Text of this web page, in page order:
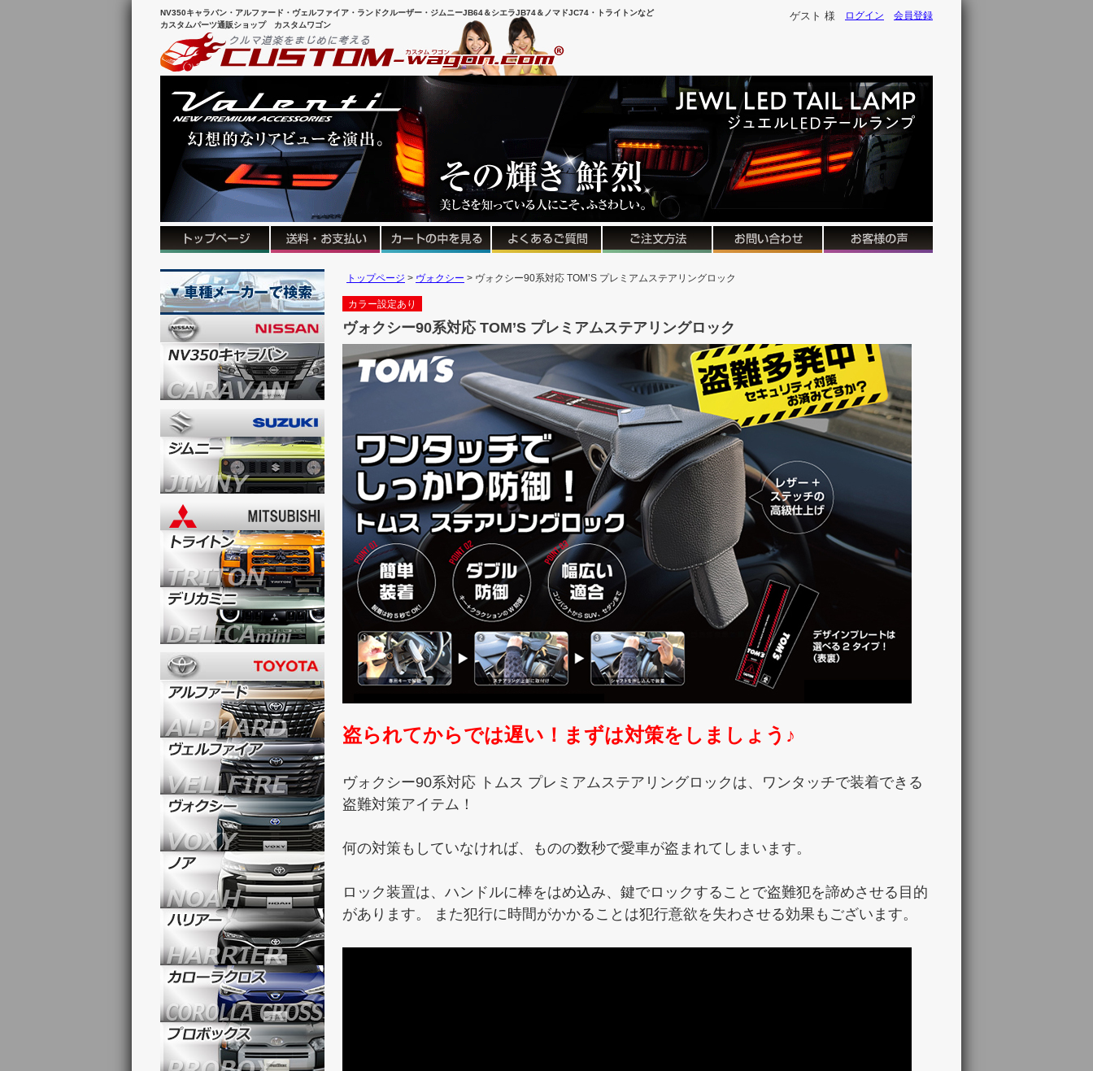
NV350キャラバン・アルファード・ヴェルファイア・ランドクルーザー・ジムニーJB64＆シエラJB74＆ノマドJC74・トライトンなど
カスタムパーツ通販ショップ カスタムワゴン
ゲスト 様 ログイン 会員登録
トップページ ヴォクシー ヴォクシー90系対応 TOM’S プレミアムステアリングロック
カラー設定あり
ヴォクシー90系対応 TOM’S プレミアムステアリングロック
盗られてからでは遅い！まずは対策をしましょう♪
ヴォクシー90系対応 トムス プレミアムステアリングロックは、ワンタッチで装着できる
盗難対策アイテム！
何の対策もしていなければ、ものの数秒で愛車が盗まれてしまいます。
ロック装置は、ハンドルに棒をはめ込み、鍵でロックすることで盗難犯を諦めさせる目的
があります。 また犯行に時間がかかることは犯行意欲を失わさせる効果もございます。